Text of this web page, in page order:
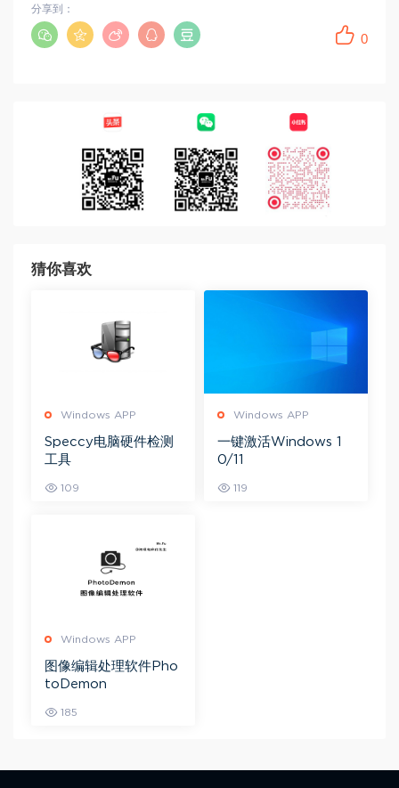
0
分享到：
猜你喜欢
Windows APP
Speccy电脑硬件检测
工具
109
Windows APP
一键激活Windows 1
0/11
119
Windows APP
图像编辑处理软件Pho
toDemon
185